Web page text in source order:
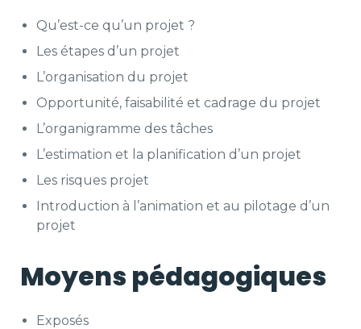
Qu’est-ce qu’un projet ?
Les étapes d’un projet
L’organisation du projet
Opportunité, faisabilité et cadrage du projet
L’organigramme des tâches
L’estimation et la planification d’un projet
Les risques projet
Introduction à l’animation et au pilotage d’un
projet
Moyens pédagogiques
Exposés